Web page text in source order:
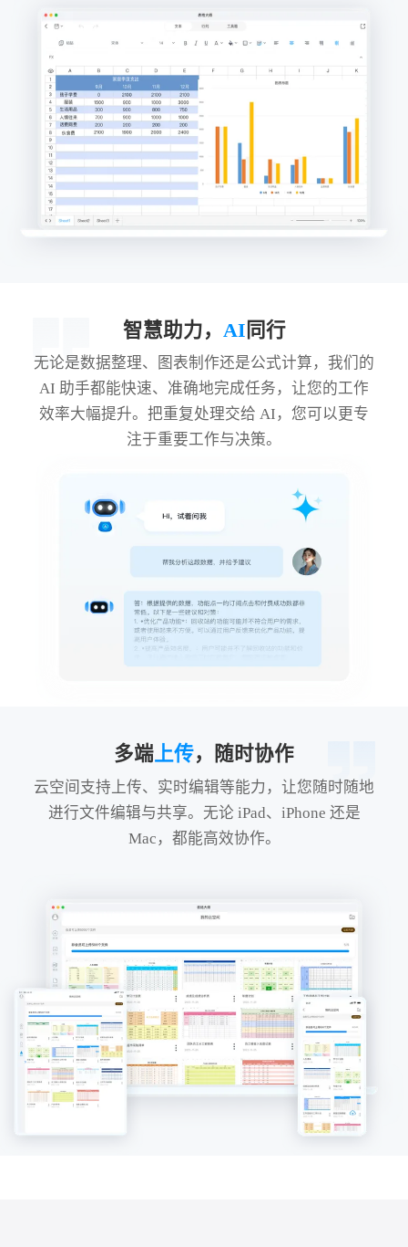
智慧助力， AI 同行
无论是数据整理、图表制作还是公式计算，我们的
AI 助手都能快速、准确地完成任务，让您的工作
效率大幅提升。把重复处理交给 AI，您可以更专
注于重要工作与决策。
多端上传，随时协作
云空间支持上传、实时编辑等能力，让您随时随地
进行文件编辑与共享。无论 iPad、iPhone 还是
Mac，都能高效协作。